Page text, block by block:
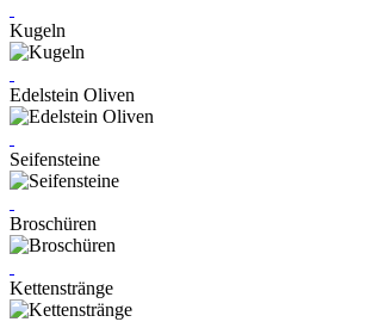
Kugeln
Edelstein Oliven
Seifensteine
Broschüren
Kettenstränge